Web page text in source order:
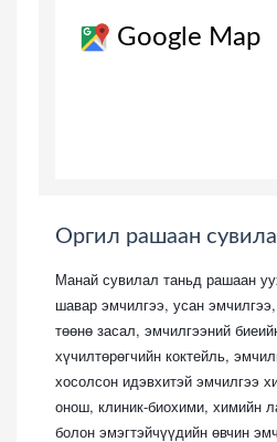
Google Map
Оргил рашаан
Манай сувилал таньд рашаан
шавар эмчилгээ, усан
төөнө засал, эмчилгээний
хүчилтөрөгчийн коктейль,
хосолсон идэвхитэй эмчилгээ
онош, клиник-биохими, химийн
болон эмэгтэйчүүдийн өвчин